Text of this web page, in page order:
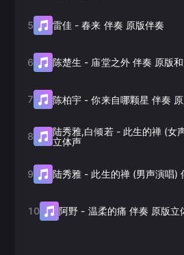
5 雷佳 -春来 伴奏 原版伴奏
6 陈楚生 - 庙堂之外 伴奏 原版
7 陈柏宇 -你来自哪颗星 伴奏
8 陆秀雅,白倾若- 此生的禅 (女声演唱)
立体声
9 陆秀雅 - 此生的禅 (男声演唱)
10 阿野 - 温柔的痛 伴奏 原版立